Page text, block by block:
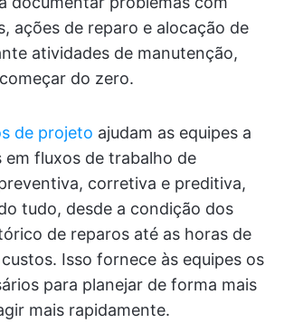
ações de reparo e alocação de
atividades de manutenção,
do zero.
de projeto ajudam as equipes a
em fluxos de trabalho de
corretiva e preditiva,
tudo, desde a condição dos
de reparos até as horas de
Isso fornece às equipes os
para planejar de forma mais
mais rapidamente.